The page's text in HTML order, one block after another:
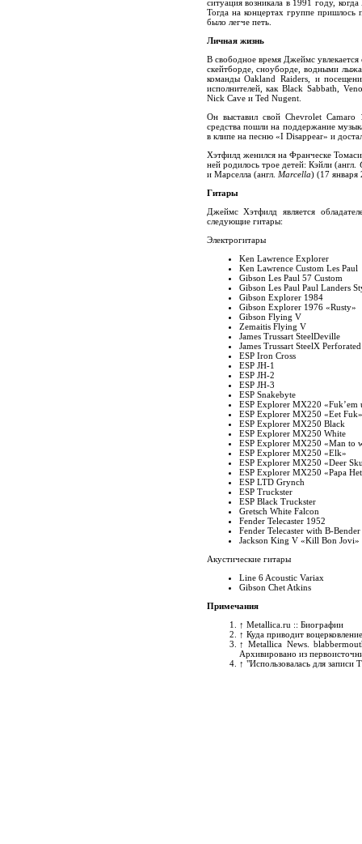
ситуация возникала в 1991 году,
Тогда на концертах группе
было легче петь.
Личная жизнь
В свободное время Джеймс
скейтборде, сноуборде, водными
команды Oakland Raiders, и
исполнителей, как Black Sabbath,
Nick Cave и Ted Nugent.
Он выставил свой Chevrolet
средства пошли на поддержание
в клипе на песню «I Disappear» и
Хэтфилд женился на Франческе
ней родилось трое детей: Кэйли (англ.
и Марселла (англ. Marcella) (17 января
Гитары
Джеймс Хэтфилд является
следующие гитары:
Электрогитары
Ken Lawrence Explorer
Ken Lawrence Custom Les Paul
Gibson Les Paul 57 Custom
Gibson Les Paul Paul Landers
Gibson Explorer 1984
Gibson Explorer 1976 «Rusty»
Gibson Flying V
Zemaitis Flying V
James Trussart SteelDeville
James Trussart SteelX Perforated
ESP Iron Cross
ESP JH-1
ESP JH-2
ESP JH-3
ESP Snakebyte
ESP Explorer MX220 «Fuk’em
ESP Explorer MX250 «Eet Fuk»
ESP Explorer MX250 Black
ESP Explorer MX250 White
ESP Explorer MX250 «Man to
ESP Explorer MX250 «Elk»
ESP Explorer MX250 «Deer
ESP Explorer MX250 «Papa
ESP LTD Grynch
ESP Truckster
ESP Black Truckster
Gretsch White Falcon
Fender Telecaster 1952
Fender Telecaster with B-Bender
Jackson King V «Kill Bon Jovi»
Акустические гитары
Line 6 Acoustic Variax
Gibson Chet Atkins
Примечания
↑ Metallica.ru :: Биографии
↑ Куда приводит
↑ Metallica News.
Архивировано из
↑ "Использовалась для